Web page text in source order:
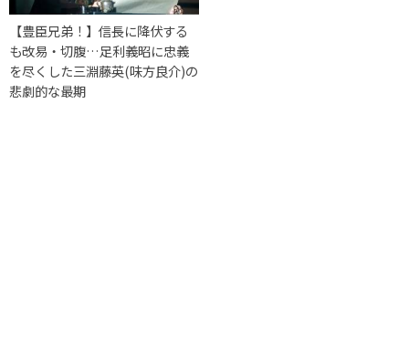
【豊臣兄弟！】信長に降伏する
も改易・切腹…足利義昭に忠義
を尽くした三淵藤英(味方良介)の
悲劇的な最期